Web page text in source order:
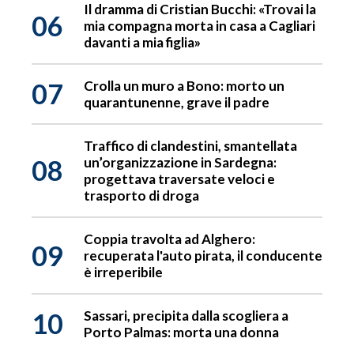
06
Il dramma di Cristian Bucchi: «Trovai la
mia compagna morta in casa a Cagliari
davanti a mia figlia»
07
Crolla un muro a Bono: morto un
quarantunenne, grave il padre
08
Traffico di clandestini, smantellata
un’organizzazione in Sardegna:
progettava traversate veloci e
trasporto di droga
09
Coppia travolta ad Alghero:
recuperata l'auto pirata, il conducente
è irreperibile
10
Sassari, precipita dalla scogliera a
Porto Palmas: morta una donna